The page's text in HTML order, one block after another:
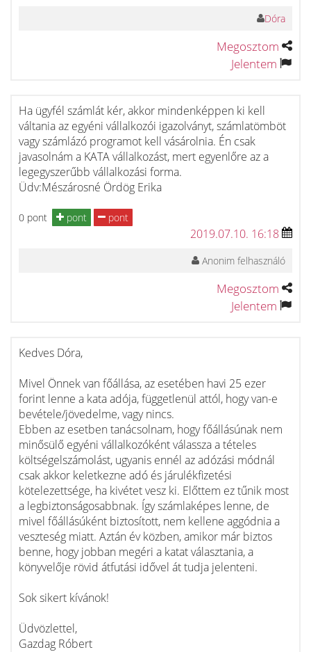
Dóra
Megosztom
Jelentem
Ha ügyfél számlát kér, akkor mindenképpen ki kell
váltania az egyéni vállalkozói igazolványt, számlatömböt
vagy számlázó programot kell vásárolnia. Én csak
javasolnám a KATA vállalkozást, mert egyenlőre az a
legegyszerűbb vállalkozási forma.
Üdv:Mészárosné Ördög Erika
0 pont pont pont
2019.07.10. 16:18
Anonim felhasználó
Megosztom
Jelentem
Kedves Dóra,
Mivel Önnek van főállása, az esetében havi 25 ezer
forint lenne a kata adója, függetlenül attól, hogy van-e
bevétele/jövedelme, vagy nincs.
Ebben az esetben tanácsolnam, hogy főállásúnak nem
minősülő egyéni vállalkozóként válassza a tételes
költségelszámolást, ugyanis ennél az adózási módnál
csak akkor keletkezne adó és járulékfizetési
kötelezettsége, ha kivétet vesz ki. Előttem ez tűnik most
a legbiztonságosabbnak. Így számlaképes lenne, de
mivel főállásúként biztosított, nem kellene aggódnia a
veszteség miatt. Aztán év közben, amikor már biztos
benne, hogy jobban megéri a katat választania, a
könyvelője rövid átfutási idővel át tudja jelenteni.
Sok sikert kívánok!
Üdvözlettel,
Gazdag Róbert